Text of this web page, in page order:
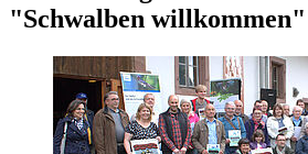
"Schwalben willkommen"